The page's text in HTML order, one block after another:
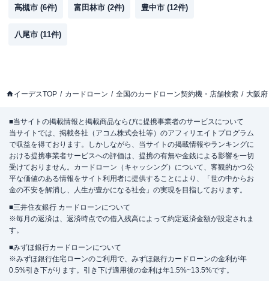
高槻市 (6件) 富田林市 (2件) 豊中市 (12件)
八尾市 (11件)
イーデスTOP カードローン 全国のカードローン契約機・店舗検索 大阪府
■当サイトの掲載情報と掲載商品ならびに提携事業者のサービスについて
当サイトでは、掲載各社（アコム株式会社等）のアフィリエイトプログラム
で収益を得ております。しかしながら、当サイトの掲載情報やランキングに
おける提携事業者サービスへの評価は、提携の有無や金銭による影響を一切
受けておりません。カードローン（キャッシング）について、客観的かつ公
平な価値のある情報をサイト利用者に提供することにより、「世の中からお
金の不安を解消し、人生が豊かになる社会」の実現を目指しております。
■三井住友銀行 カードローンについて
※毎月の返済は、返済時点での借入残高によって約定返済金額が設定されま
す。
■みずほ銀行カードローンについて
※みずほ銀行住宅ローンのご利用で、みずほ銀行カードローンの金利が年
0.5%引き下がります。引き下げ適用後の金利は年1.5%~13.5%です。